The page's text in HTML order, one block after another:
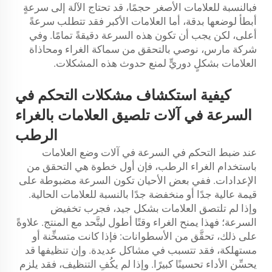
فبالنسبة للعلامات الأصغر حجمًا، قد تحتاج الآلة إلى سرعةٍ
أبطأ لوضعها بدقة، أما العلامات الأكبر فقد تتطلب سرعةً
أعلى، لكن يجب أن تكون هذه السرعة دقيقةً تمامًا. وفي
شركة مارس، نوصي بالتحقق من سماكة الغراء ومحاذاة
العلامات بشكلٍ دوريٍّ لمنع حدوث هذه المشكلات.
كيفية استكشاف مشكلات التحكم في
السرعة في آلات تلصيق العلامات بالغراء
الرطب
عند ضبط التحكم في السرعة في آلات وضع العلامات
باستخدام الغراء الرطب، فإن أول خطوة هي التحقق من
الإعدادات. ففي بعض الأحيان تكون السرعة مضبوطة على
قيمة عالية جدًا أو منخفضة جدًا بالنسبة للعلامات الحالية.
وإذا لم تلتصق العلامات بشكل جيد، فجرب تخفيض
السرعة؛ فهذا يمنح الغراء وقتًا أطول ليتَّحد مع المنتج. علاوةً
على ذلك، تحقَّق من الأسطوانات: فإذا كانت متسخِّنة أو
مستهلكة، فقد تتسبب في مشاكل عديدة. وإن تنظيفها قد
يحسِّن الأداء تحسينًا كبيرًا. وإذا لم يكُفِ التنظيف، فقد يلزم